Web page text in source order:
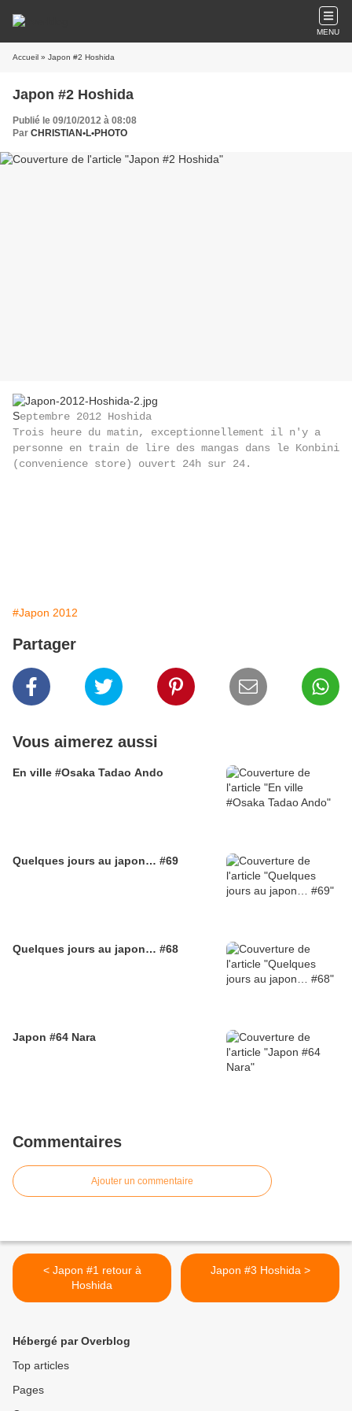
MENU
Accueil » Japon #2 Hoshida
Japon #2 Hoshida
Publié le 09/10/2012 à 08:08
Par CHRISTIAN•L•PHOTO
Septembre 2012 Hoshida
Trois heure du matin, exceptionnellement il n'y a
personne en train de lire des mangas dans le Konbini
(convenience store) ouvert 24h sur 24.
#Japon 2012
Partager
Vous aimerez aussi
En ville #Osaka Tadao Ando
Quelques jours au japon… #69
Quelques jours au japon… #68
Japon #64 Nara
Commentaires
Ajouter un commentaire
< Japon #1 retour à
Hoshida
Japon #3 Hoshida >
Hébergé par Overblog
Top articles
Pages